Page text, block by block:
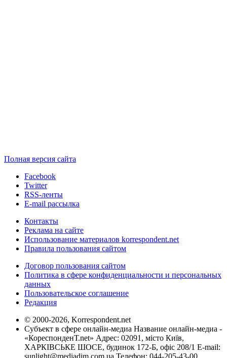
Полная версия сайта
Facebook
Twitter
RSS-ленты
E-mail рассылка
Контакты
Реклама на сайте
Использование материалов korrespondent.net
Правила пользования сайтом
Договор пользования сайтом
Политика в сфере конфиденциальности и персональных
данных
Пользовательское соглашение
Редакция
© 2000-2026, Korrespondent.net
Субъект в сфере онлайн-медиа Название онлайн-медиа -
«КореспонденТ.net» Адрес: 02091, місто Київ,
ХАРКІВСЬКЕ ШОСЕ, будинок 172-Б, офіс 208/1 E-mail:
sunlight@mediadim.com.ua Телефон: 044-205-43-00